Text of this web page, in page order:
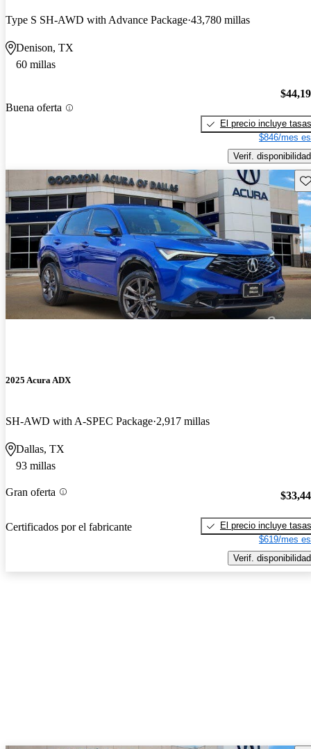
Type S SH-AWD with Advance Package 43,780 millas
Denison, TX
60 millas
Buena oferta
El precio incluye tasas
$846/mes
Verif. disponibilidad
2025 Acura ADX
SH-AWD with A-SPEC Package 2,917 millas
Dallas, TX
93 millas
Gran oferta
Certificados por el fabricante
El precio incluye tasas
$619/mes
Verif. disponibilidad